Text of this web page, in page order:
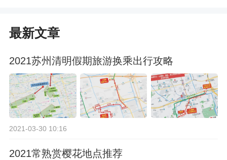
最新文章
2021苏州清明假期旅游换乘出行攻略
2021-03-30 10:16
2021常熟赏樱花地点推荐